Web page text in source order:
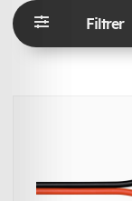
Filtrer